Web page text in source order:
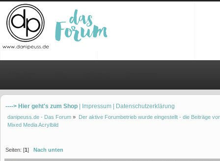
----> Hier geht's zum Shop | Impressum | Datenschutzerklärung
danipeuss.de - Das Forum » Der aktive Forumbetrieb wurde eingestellt - die Beiträge
Mixed Media Acrylbild
Seiten: [1] Nach unten